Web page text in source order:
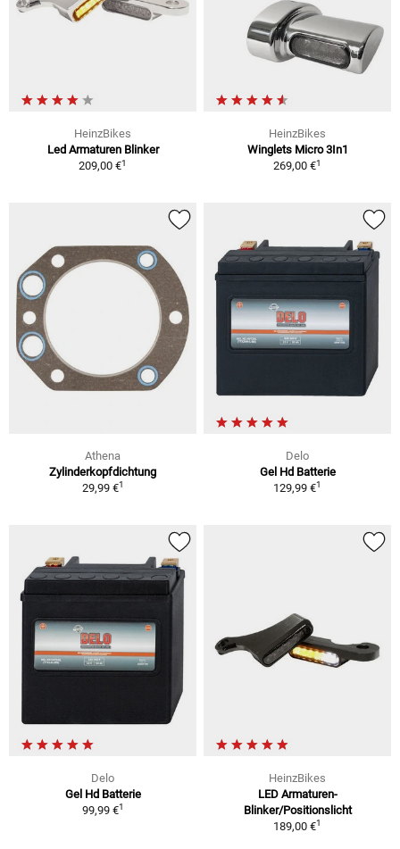
HeinzBikes
Led Armaturen Blinker
209,00 €1
HeinzBikes
Winglets Micro 3In1
269,00 €1
Athena
Zylinderkopfdichtung
29,99 €1
Delo
Gel Hd Batterie
129,99 €1
Delo
Gel Hd Batterie
99,99 €1
HeinzBikes
LED Armaturen-
Blinker/Positionslicht
189,00 €1